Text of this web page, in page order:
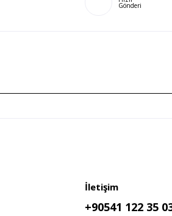
Gönderi
İletişim
+90541 122 35